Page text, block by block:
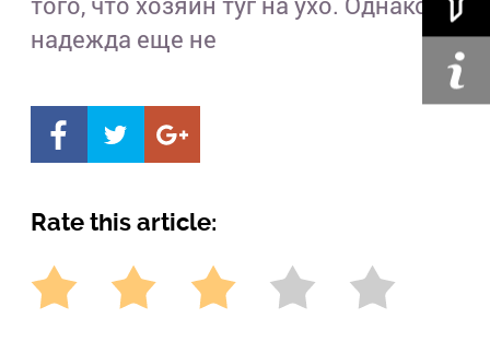
надежда еще не
Rate this article: